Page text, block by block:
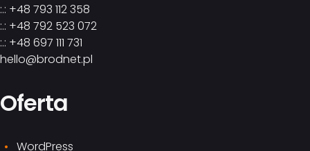
:.: +48 793 112 358
:.: +48 792 523 072
:.: +48 697 111 731
hello@brodnet.pl
Oferta
WordPress